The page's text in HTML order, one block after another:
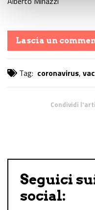
Lascia un
Tag: coronavirus,
Condividi
Seguici
social: